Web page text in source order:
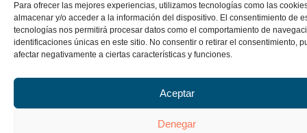
Para ofrecer las mejores experiencias, utilizamos tecnologías como las
almacenar y/o acceder a la información del dispositivo. El consentimiento de
tecnologías nos permitirá procesar datos como el comportamiento de
identificaciones únicas en este sitio. No consentir o retirar el consentimiento,
afectar negativamente a ciertas características y funciones.
Aceptar
Denegar